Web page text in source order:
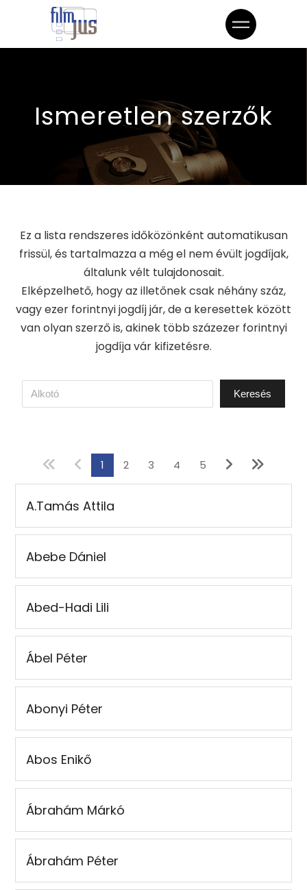
Ismeretlen szerzők
Ez a lista rendszeres időközönként automatikusan
frissül, és tartalmazza a még el nem évült jogdíjak,
általunk vélt tulajdonosait.
Elképzelhető, hogy az illetőnek csak néhány száz,
vagy ezer forintnyi jogdíj jár, de a keresettek között
van olyan szerző is, akinek több százezer forintnyi
jogdíja vár kifizetésre.
1 2 3 4 5
A.Tamás Attila
Abebe Dániel
Abed-Hadi Lili
Ábel Péter
Abonyi Péter
Abos Enikő
Ábrahám Márkó
Ábrahám Péter